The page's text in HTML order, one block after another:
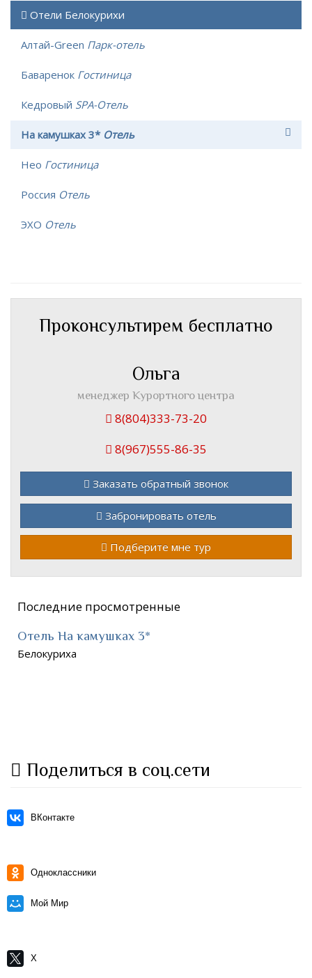
Отели Белокурихи
Алтай-Green Парк-отель
Баваренок Гостиница
Кедровый SPA-Отель
На камушках 3* Отель
Нео Гостиница
Россия Отель
ЭХО Отель
Проконсультирем бесплатно
Ольга
менеджер Курортного центра
8(804)333-73-20
8(967)555-86-35
Заказать обратный звонок
Забронировать отель
Подберите мне тур
Последние просмотренные
Отель На камушках 3*
Белокуриха
Поделиться в соц.сети
ВКонтакте
Одноклассники
Мой Мир
X